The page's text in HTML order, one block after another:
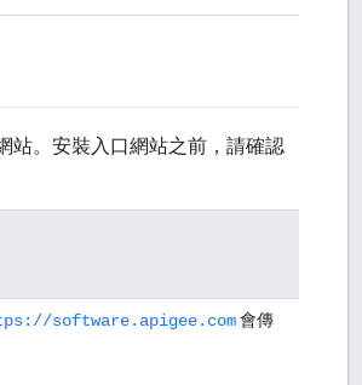
站。安裝入口網站之前，請確認
software.apigee.com會傳